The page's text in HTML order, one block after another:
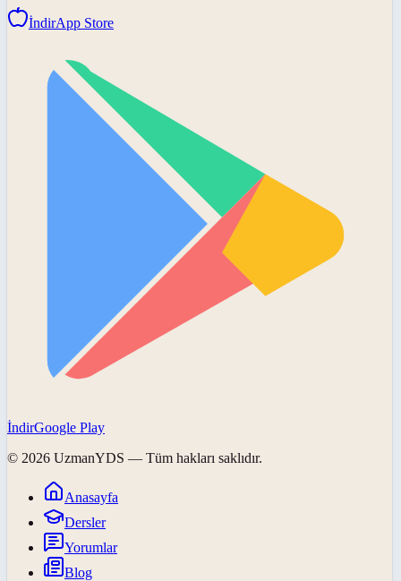
İndirApp Store
İndirGoogle Play
© 2026 UzmanYDS — Tüm hakları saklıdır.
Anasayfa
Dersler
Yorumlar
Blog